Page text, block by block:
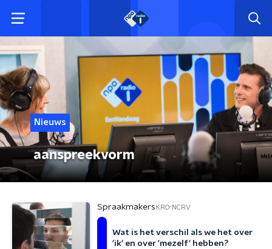
Nieuws
aanspreekvorm
Spraakmakers KRO-NCRV
Wat is het verschil als we het over
'ik' en over 'mezelf' hebben?